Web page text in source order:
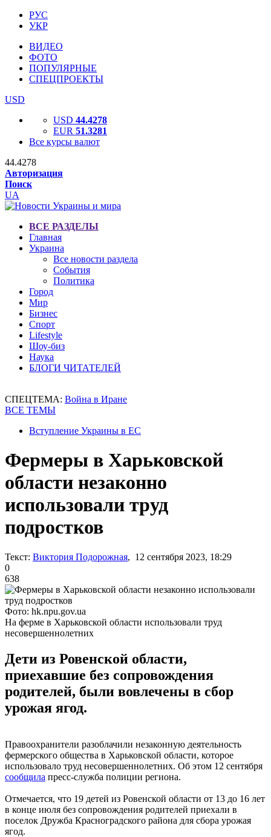
РУС
УКР
ВИДЕО
ФОТО
ПОПУЛЯРНЫЕ
СПЕЦПРОЕКТЫ
USD
USD 44.4278
EUR 51.3281
Все курсы валют
44.4278
Авторизация
Поиск
UA
ВСЕ РАЗДЕЛЫ
Главная
Украина
Все новости раздела
События
Политика
Город
Мир
Бизнес
Спорт
Lifestyle
Шоу-биз
Наука
БЛОГИ ЧИТАТЕЛЕЙ
СПЕЦТЕМА: Война в Иране
ВСЕ ТЕМЫ
Вступление Украины в ЕС
Фермеры в Харьковской
области незаконно
использовали труд
подростков
Текст: Виктория Подорожная, 12 сентября 2023, 18:29
0
638
Фото: hk.npu.gov.ua
На ферме в Харьковской области использовали труд
несовершеннолетних
Дети из Ровенской области,
приехавшие без сопровождения
родителей, были вовлечены в сбор
урожая ягод.
Правоохранители разоблачили незаконную деятельность
фермерского общества в Харьковской области, которое
использовало труд несовершеннолетних. Об этом 12 сентября
сообщила пресс-служба полиции региона.
Отмечается, что 19 детей из Ровенской области от 13 до 16 лет
в конце июля без сопровождения родителей приехали в
поселок Дружба Красноградского района для сбора урожая
ягод.